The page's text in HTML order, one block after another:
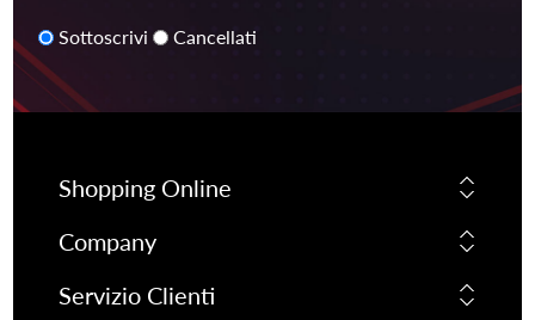
Sottoscrivi Cancellati
Shopping Online
Company
Servizio Clienti